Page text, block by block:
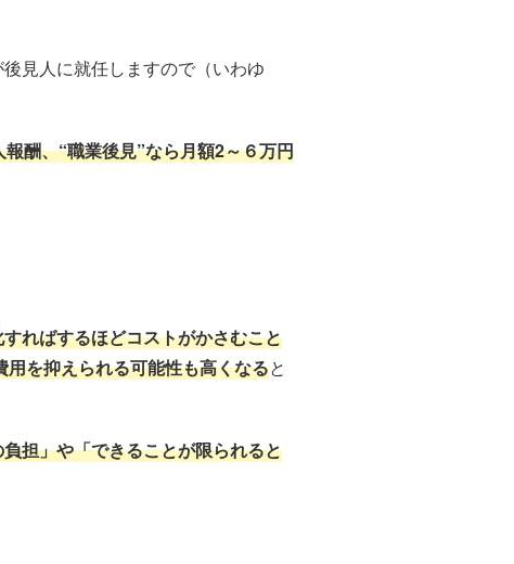
見人に就任しますので（いわゆ
酬、“職業後見”なら月額2～６万円
ればするほどコストがかさむこと
を抑えられる可能性も高くなると
担」や「できることが限られると